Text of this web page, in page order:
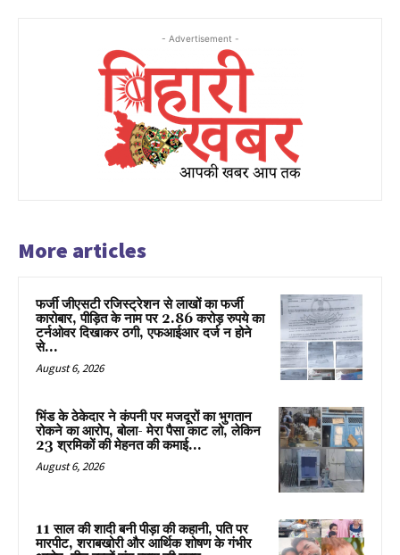
- Advertisement -
More articles
फर्जी जीएसटी रजिस्ट्रेशन से लाखों का फर्जी
कारोबार, पीड़ित के नाम पर 2.86 करोड़ रुपये का
टर्नओवर दिखाकर ठगी, एफआईआर दर्ज न होने
से...
August 6, 2026
भिंड के ठेकेदार ने कंपनी पर मजदूरों का भुगतान
रोकने का आरोप, बोला- मेरा पैसा काट लो, लेकिन
23 श्रमिकों की मेहनत की कमाई...
August 6, 2026
11 साल की शादी बनी पीड़ा की कहानी, पति पर
मारपीट, शराबखोरी और आर्थिक शोषण के गंभीर